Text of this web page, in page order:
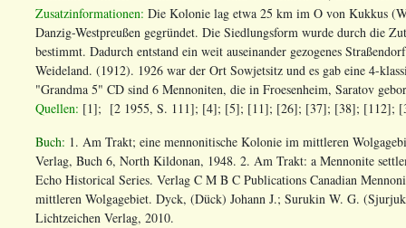
Zusatzinformationen: Die Kolonie lag etwa 25 km im O von Kukkus
Danzig-Westpreußen gegründet. Die Siedlungsform wurde durch die
bestimmt. Dadurch entstand ein weit auseinander gezogenes
Weideland. (1912). 1926 war der Ort Sowjetsitz und es gab eine 4-
"Grandma 5" CD sind 6 Mennoniten, die in Froesenheim, Saratov
Quellen: [1]; [2 1955, S. 111]; [4]; [5]; [11]; [26]; [37]; [38]; [112];
Buch: 1. Am Trakt; eine mennonitische Kolonie im mittleren
Verlag, Buch 6, North Kildonan, 1948. 2. Am Trakt: a Mennonite
Echo Historical Series. Verlag C M B C Publications Canadian
mittleren Wolgagebiet. Dyck, (Dück) Johann J.; Surukin W. G.
Lichtzeichen Verlag, 2010.